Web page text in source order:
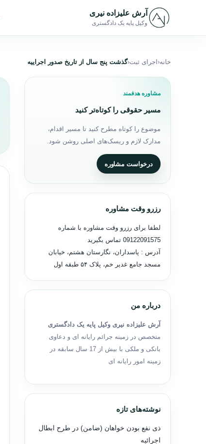
پرش به محتوا
آرش علیزاده نیری
وکیل پایه یک دادگستری
خانه اجرای ثبت گذشت پنج سال از تاریخ صدور اجراییه
مشاوره هدفمند
مسیر حقوقی را کوتاه‌تر کنید
موضوع را کوتاه مطرح کنید تا مسیر اقدام،
مدارک لازم و ریسک‌های اصلی روشن شود.
درخواست مشاوره
رزرو وقت مشاوره
لطفا برای رزرو وقت مشاوره با شماره
09122091575 تماس بگیرید
آدرس : پاسداران، نگارستان هشتم، خیابان
مسجد جامع غدیر خم، پلاک ۵۴ طبقه اول
درباره من
آرش علیزاده نیری وکیل پایه یک دادگستری
متخصص در زمینه جرائم رایانه ای و دعاوی
بانکی و ملکی با بیش از 17 سال سابقه در
زمینه امور رایانه ای
نوشته‌های تازه
ذی نفع بودن خواهان (ضامن) در طرح ابطال
اجرائیه